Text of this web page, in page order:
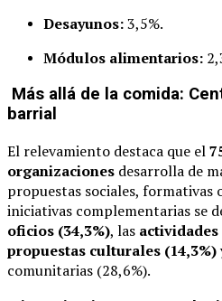
Desayunos:3,5%.
Módulos alimentarios:
Más allá de la comida:
barrial
El relevamiento destaca que el
organizaciones desarrolla de
propuestas sociales, formativas
iniciativas complementarias se
oficios (34,3%), las
propuestas culturales (14,3%)
comunitarias (28,6%).